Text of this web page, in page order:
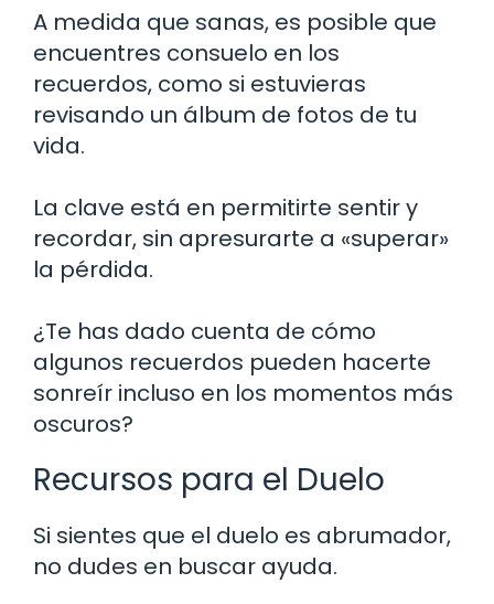
A medida que sanas, es posible que
encuentres consuelo en los
recuerdos, como si estuvieras
revisando un álbum de fotos de tu
vida.
La clave está en permitirte sentir y
recordar, sin apresurarte a «superar»
la pérdida.
¿Te has dado cuenta de cómo
algunos recuerdos pueden hacerte
sonreír incluso en los momentos más
oscuros?
Recursos para el Duelo
Si sientes que el duelo es abrumador,
no dudes en buscar ayuda.